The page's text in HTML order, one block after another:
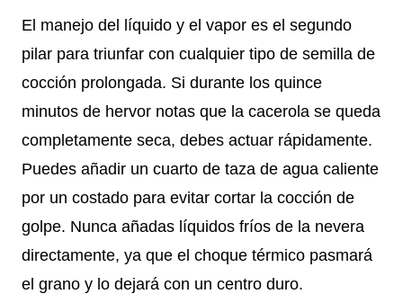
El manejo del líquido y el vapor es el segundo
pilar para triunfar con cualquier tipo de semilla de
cocción prolongada. Si durante los quince
minutos de hervor notas que la cacerola se queda
completamente seca, debes actuar rápidamente.
Puedes añadir un cuarto de taza de agua caliente
por un costado para evitar cortar la cocción de
golpe. Nunca añadas líquidos fríos de la nevera
directamente, ya que el choque térmico pasmará
el grano y lo dejará con un centro duro.